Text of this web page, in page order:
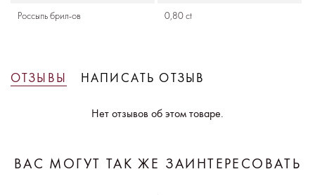
Россыпь брил-ов 0,80 ct
ОТЗЫВЫ НАПИСАТЬ ОТЗЫВ
Нет отзывов об этом товаре.
ВАС МОГУТ ТАК ЖЕ ЗАИНТЕРЕСОВАТЬ